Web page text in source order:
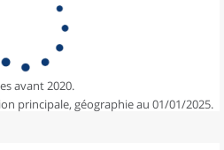
avant 2020.
principale, géographie au 01/01/2025.